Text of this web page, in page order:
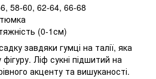
58-60, 62-64, 66-68
(0-1см)
завдяки гумці на талії, яка
Ліф сукні підшитий на
акценту та вишуканості.